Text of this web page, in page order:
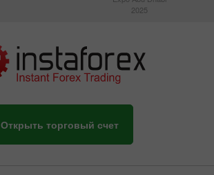
2025
Открыть торговый счет